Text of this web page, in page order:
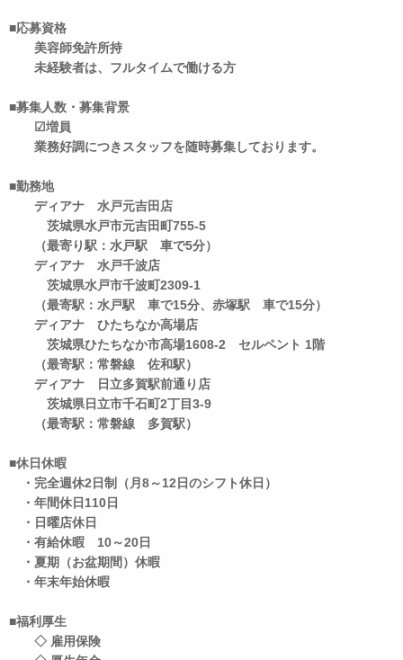
■応募資格
美容師免許所持
未経験者は、フルタイムで働ける方
■募集人数・募集背景
☑増員
業務好調につきスタッフを随時募集しております。
■勤務地
ディアナ 水戸元吉田店
茨城県水戸市元吉田町755-5
（最寄り駅：水戸駅 車で5分）
ディアナ 水戸千波店
茨城県水戸市千波町2309-1
（最寄駅：水戸駅 車で15分、赤塚駅 車で15分）
ディアナ ひたちなか高場店
茨城県ひたちなか市高場1608-2 セルペント 1階
（最寄駅：常磐線 佐和駅）
ディアナ 日立多賀駅前通り店
茨城県日立市千石町2丁目3-9
（最寄駅：常磐線 多賀駅）
■休日休暇
・完全週休2日制（月8～12日のシフト休日）
・年間休日110日
・日曜店休日
・有給休暇 10～20日
・夏期（お盆期間）休暇
・年末年始休暇
■福利厚生
◇ 雇用保険